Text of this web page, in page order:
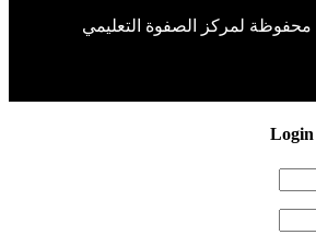
لمركز الصفوة التعليمي